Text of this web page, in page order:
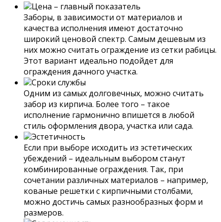
Цена – главный показатель
Заборы, в зависимости от материалов и
качества исполнения имеют достаточно
широкий ценовой спектр. Самым дешевым из
них можно считать ограждение из сетки рабицы.
Этот вариант идеально подойдет для
ограждения дачного участка.
Сроки службы
Одним из самых долговечных, можно считать
забор из кирпича. Более того – такое
исполнение гармонично впишется в любой
стиль оформления двора, участка или сада.
Эстетичность
Если при выборе исходить из эстетических
убеждений – идеальным выбором станут
комбинированные ограждения. Так, при
сочетании различных материалов – например,
кованые решетки с кирпичными столбами,
можно достичь самых разнообразных форм и
размеров.